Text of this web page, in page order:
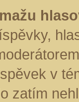
v
zatím